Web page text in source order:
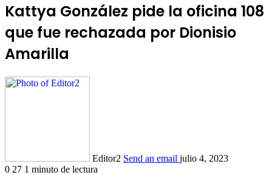
Kattya González pide la oficina 108
que fue rechazada por Dionisio
Amarilla
Editor2 Send an email julio 4, 2023
0 27 1 minuto de lectura